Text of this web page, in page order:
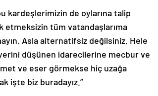
kardeşlerimizin de oylarına talip
etmeksizin tüm vatandaşlarıma
Asla alternatifsiz değilsiniz. Hele
düşünen idarecilerine mecbur ve
ve eser görmekse hiç uzağa
işte biz buradayız.”